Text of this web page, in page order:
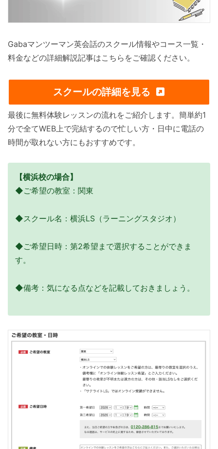
Gabaマンツーマン英会話のスクール情報やコース一覧・
料金などの詳細解説記事はこちらをご確認ください。
スクールの詳細を見る
最後に無料体験レッスンの流れをご紹介します。簡単約1
分で全てWEB上で完結するので忙しい方・日中に電話の
時間が取れない方にもおすすめです。
【横浜校の場合】
◆ご希望の教室：関東
◆スクール名：横浜LS（ラーニングスタジオ）
◆ご希望日時：第2希望まで選択することができま
す。
◆備考：気になる点などを記載しておきましょう。